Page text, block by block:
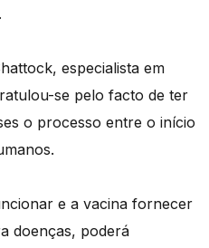
especialista em
se pelo facto de ter
o processo entre o início
e a vacina fornecer
doenças, poderá